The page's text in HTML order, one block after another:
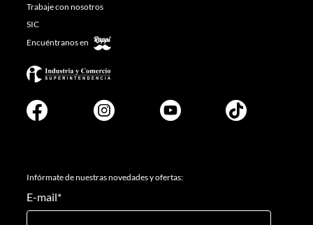
Trabaje con nosotros
SIC
Encuéntranos en
Infórmate de nuestras novedades y ofertas:
E-mail*